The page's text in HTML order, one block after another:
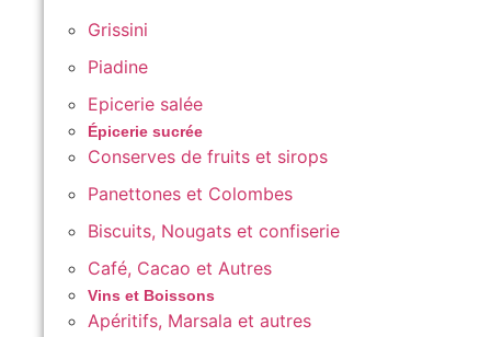
Grissini
Piadine
Epicerie salée
Épicerie sucrée
Conserves de fruits et sirops
Panettones et Colombes
Biscuits, Nougats et confiserie
Café, Cacao et Autres
Vins et Boissons
Apéritifs, Marsala et autres